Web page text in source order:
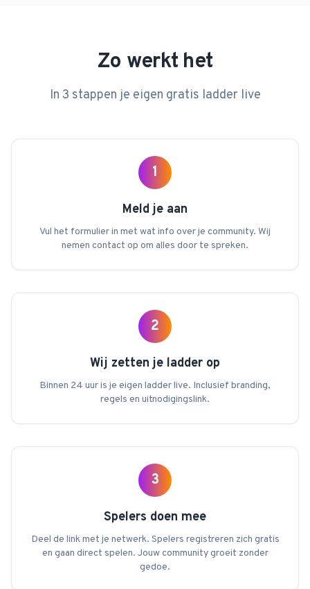
Zo werkt het
In 3 stappen je eigen gratis ladder live
1
Meld je aan
Vul het formulier in met wat info over je community. Wij
nemen contact op om alles door te spreken.
2
Wij zetten je ladder op
Binnen 24 uur is je eigen ladder live. Inclusief branding,
regels en uitnodigingslink.
3
Spelers doen mee
Deel de link met je netwerk. Spelers registreren zich gratis
en gaan direct spelen. Jouw community groeit zonder
gedoe.